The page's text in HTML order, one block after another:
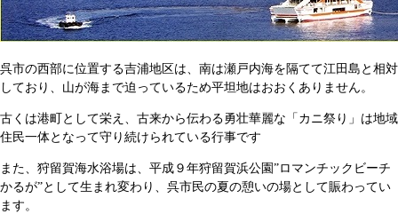
呉市の西部に位置する吉浦地区は、南は瀬戸内海を隔てて江田島と相対
しており、山が海まで迫っているため平坦地はおおくありません。
古くは港町として栄え、古来から伝わる勇壮華麗な「カニ祭り」は地域
住民一体となって守り続けられている行事です
また、狩留賀海水浴場は、平成９年狩留賀浜公園”ロマンチックビーチ
かるが”として生まれ変わり、呉市民の夏の憩いの場として賑わってい
ます。